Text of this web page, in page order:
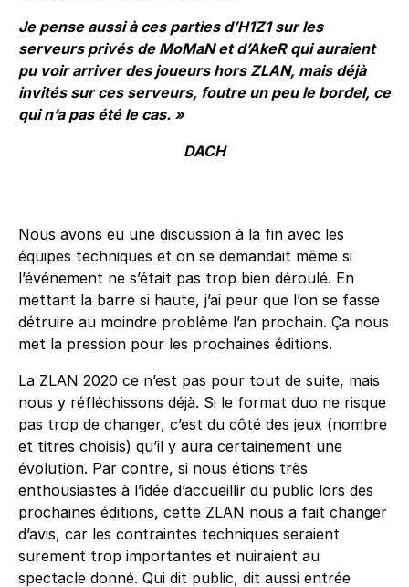
Je pense aussi à ces parties d’H1Z1 sur les
serveurs privés de MoMaN et d’AkeR qui auraient
pu voir arriver des joueurs hors ZLAN, mais déjà
invités sur ces serveurs, foutre un peu le bordel, ce
qui n’a pas été le cas. »
DACH
Nous avons eu une discussion à la fin avec les
équipes techniques et on se demandait même si
l’événement ne s’était pas trop bien déroulé. En
mettant la barre si haute, j’ai peur que l’on se fasse
détruire au moindre problème l’an prochain. Ça nous
met la pression pour les prochaines éditions.
La ZLAN 2020 ce n’est pas pour tout de suite, mais
nous y réfléchissons déjà. Si le format duo ne risque
pas trop de changer, c’est du côté des jeux (nombre
et titres choisis) qu’il y aura certainement une
évolution. Par contre, si nous étions très
enthousiastes à l’idée d’accueillir du public lors des
prochaines éditions, cette ZLAN nous a fait changer
d’avis, car les contraintes techniques seraient
surement trop importantes et nuiraient au
spectacle donné. Qui dit public, dit aussi entrée